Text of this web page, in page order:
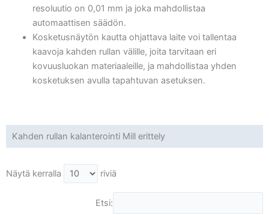
resoluutio on 0,01 mm ja joka mahdollistaa
automaattisen säädön.
Kosketusnäytön kautta ohjattava laite voi tallentaa
kaavoja kahden rullan välille, joita tarvitaan eri
kovuusluokan materiaaleille, ja mahdollistaa yhden
kosketuksen avulla tapahtuvan asetuksen.
Kahden rullan kalanterointi Mill erittely
Näytä kerralla riviä
Etsi: